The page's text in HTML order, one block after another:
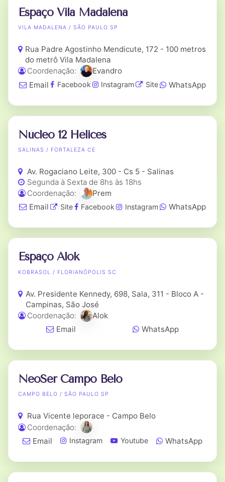
Espaço Vila Madalena
VILA MADALENA / SÃO PAULO SP
Rua Padre Agostinho Mendicute, 172 - 100 metros
do metrô Vila Madalena
Coordenação:
Evandro
Email
Facebook Instagram Site WhatsApp
Núcleo 12 Hélices
SALINAS / FORTALEZA CE
Av. Rogaciano Leite, 300 - Cs 5 - Salinas
Segunda à Sexta de 8hs às 18hs
Coordenação:
Prem
Email
Site Facebook Instagram WhatsApp
Espaço Alok
KOBRASOL / FLORIANÓPOLIS SC
Av. Presidente Kennedy, 698, Sala, 311 - Bloco A -
Campinas, São José
Coordenação:
Alok
Email
WhatsApp
NeoSer Campo Belo
CAMPO BELO / SÃO PAULO SP
Rua Vicente leporace - Campo Belo
Coordenação:
Email
Instagram Youtube WhatsApp